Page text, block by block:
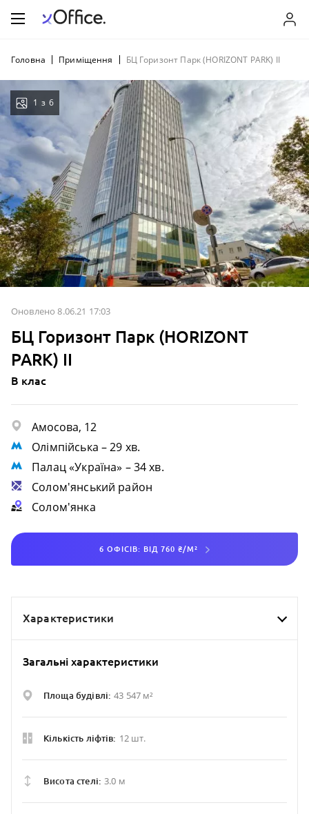
Головна Приміщення БЦ Горизонт Парк (HORIZONT PARK) ІІ
Оновлено 8.06.21 17:03
БЦ Горизонт Парк (HORIZONT
PARK) ІІ
B клас
Амосова, 12
Олімпійська – 29 хв.
Палац «Україна» – 34 хв.
Солом'янський район
Солом'янка
6 ОФІСІВ: ВІД 760 ₴/М²
1 з 6
Характеристики
Загальні характеристики
Площа будівлі: 43 547 м²
Кількість ліфтів: 12 шт.
Висота стелі: 3.0 м